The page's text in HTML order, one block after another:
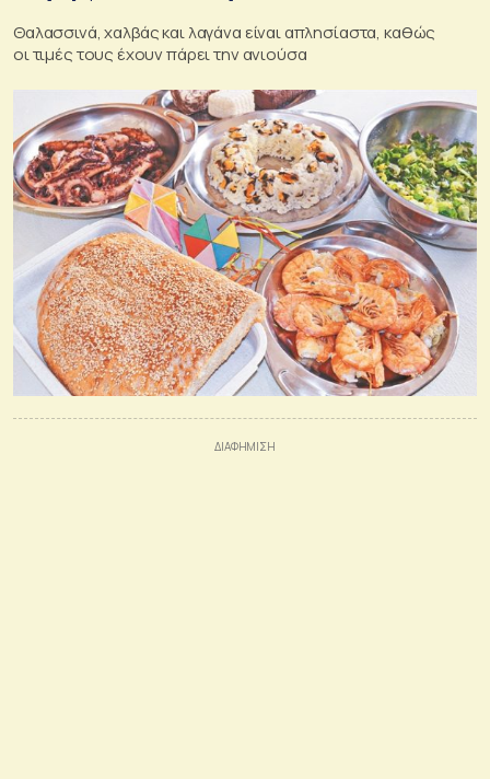
Θαλασσινά, χαλβάς και λαγάνα είναι απλησίαστα, καθώς
οι τιμές τους έχουν πάρει την ανιούσα